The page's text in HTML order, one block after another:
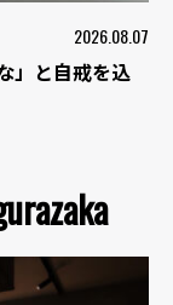
2026.08.07
」と自戒を込